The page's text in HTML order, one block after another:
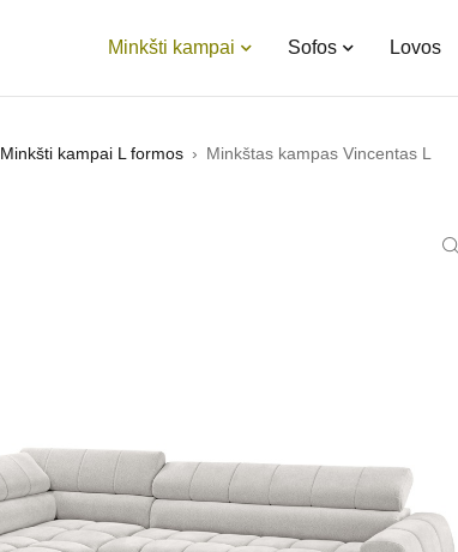
Minkšti kampai Sofos Lovos
Minkšti kampai L formos › Minkštas kampas Vincentas L